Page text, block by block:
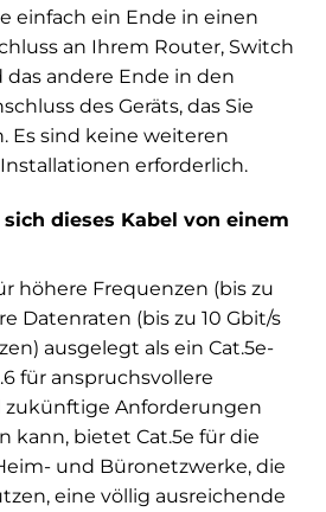
einfach ein Ende in einen
an Ihrem Router, Switch
andere Ende in den
des Geräts, das Sie
Es sind keine weiteren
erforderlich.
dieses Kabel von einem
höhere Frequenzen (bis zu
Datenraten (bis zu 10 Gbit/s
ausgelegt als ein Cat.5e-
für anspruchsvollere
Anforderungen
kann, bietet Cat.5e für die
und Büronetzwerke, die
eine völlig ausreichende